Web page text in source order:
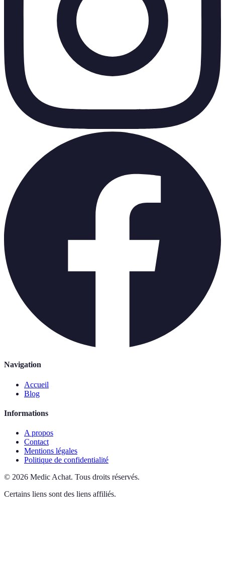
Navigation
Accueil
Blog
Informations
A propos
Contact
Mentions légales
Politique de confidentialité
© 2026 Medic Achat. Tous droits réservés.
Certains liens sont des liens affiliés.